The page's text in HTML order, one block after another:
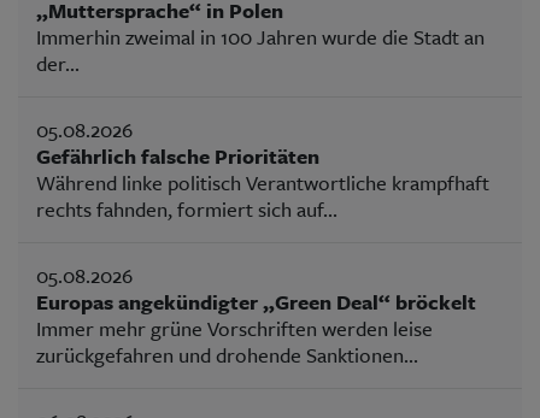
„Muttersprache“ in Polen
Immerhin zweimal in 100 Jahren wurde die Stadt an
der...
05.08.2026
Gefährlich falsche Prioritäten
Während linke politisch Verantwortliche krampfhaft
rechts fahnden, formiert sich auf...
05.08.2026
Europas angekündigter „Green Deal“ bröckelt
Immer mehr grüne Vorschriften werden leise
zurückgefahren und drohende Sanktionen...